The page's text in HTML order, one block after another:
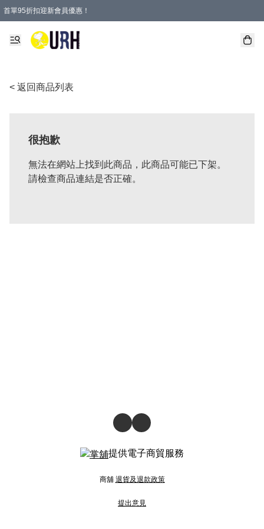
首單95折扣迎新會員優惠！
特選會員可享全單低至 95 折優惠！
單一訂單滿HKD600(澳門HKD800)包郵寄順豐送到家。
< 返回商品列表
很抱歉
無法在網站上找到此商品，此商品可能已下架。
請檢查商品連結是否正確。
提供電子商貿服務
商舖 退貨及退款政策
提出意見